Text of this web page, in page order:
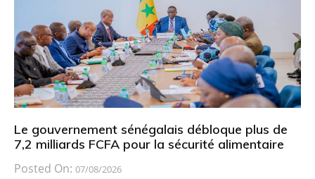
Le gouvernement sénégalais débloque plus de
7,2 milliards FCFA pour la sécurité alimentaire
Posted On: 07/08/2026